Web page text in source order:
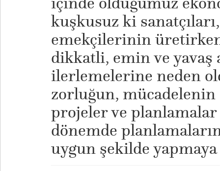
kuşkusuz ki
emekçilerinin
dikkatli, emin ve yavaş
ilerlemelerine neden
zorluğun,
projeler ve
dönemde
uygun şekilde yapmaya